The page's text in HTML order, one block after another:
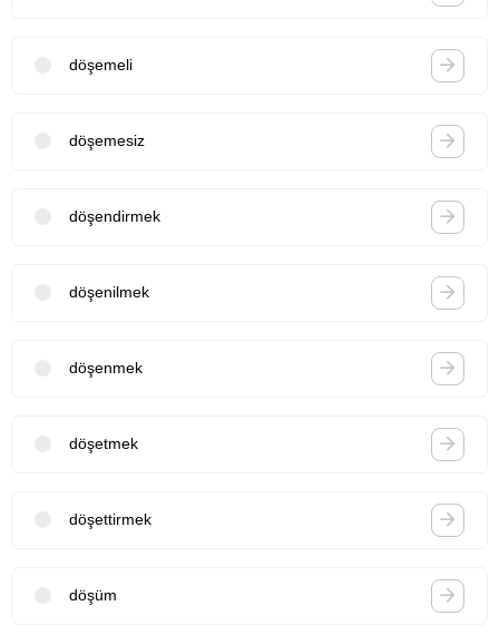
döşemeli
döşemesiz
döşendirmek
döşenilmek
döşenmek
döşetmek
döşettirmek
döşüm